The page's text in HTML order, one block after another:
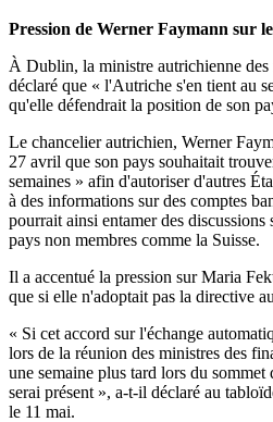
Pression de Werner Faymann sur
À Dublin, la ministre autrichienne des
déclaré que « l'Autriche s'en tient au
qu'elle défendrait la position de son
Le chancelier autrichien, Werner
27 avril que son pays souhaitait
semaines » afin d'autoriser d'autres
à des informations sur des comptes
pourrait ainsi entamer des discussions
pays non membres comme la Suisse.
Il a accentué la pression sur Maria
que si elle n'adoptait pas la directive
« Si cet accord sur l'échange
lors de la réunion des ministres des
une semaine plus tard lors du
serai présent », a-t-il déclaré au
le 11 mai.